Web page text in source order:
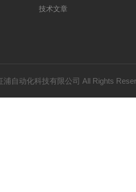
技术文章
浦自动化科技有限公司 All Rights